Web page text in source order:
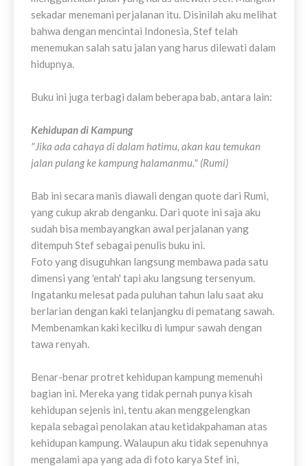
sekadar menemani perjalanan itu. Disinilah aku melihat
bahwa dengan mencintai Indonesia, Stef telah
menemukan salah satu jalan yang harus dilewati dalam
hidupnya.
Buku ini juga terbagi dalam beberapa bab, antara lain:
Kehidupan di Kampung
"Jika ada cahaya di dalam hatimu, akan kau temukan
jalan pulang ke kampung halamanmu." (Rumi)
Bab ini secara manis diawali dengan quote dari Rumi,
yang cukup akrab denganku. Dari quote ini saja aku
sudah bisa membayangkan awal perjalanan yang
ditempuh Stef sebagai penulis buku ini.
Foto yang disuguhkan langsung membawa pada satu
dimensi yang 'entah' tapi aku langsung tersenyum.
Ingatanku melesat pada puluhan tahun lalu saat aku
berlarian dengan kaki telanjangku di pematang sawah.
Membenamkan kaki kecilku di lumpur sawah dengan
tawa renyah.
Benar-benar protret kehidupan kampung memenuhi
bagian ini. Mereka yang tidak pernah punya kisah
kehidupan sejenis ini, tentu akan menggelengkan
kepala sebagai penolakan atau ketidakpahaman atas
kehidupan kampung. Walaupun aku tidak sepenuhnya
mengalami apa yang ada di foto karya Stef ini,